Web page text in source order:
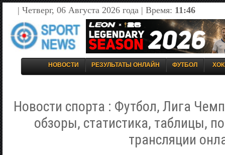
| Четверг, 06 Августа 2026 года | Время: 11:46
НОВОСТИ РЕЗУЛЬТАТЫ ОНЛАЙН ФУТБОЛ
Новости спорта : Футбол, Лига
обзоры, статистика, таблицы,
трансляции